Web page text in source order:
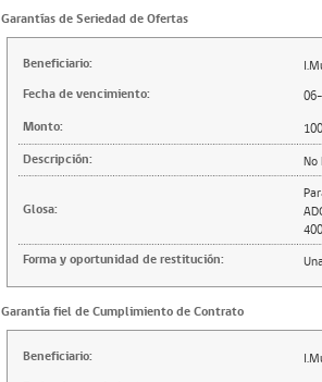
Garantías de Seriedad de Ofertas
Beneficiario:
Fecha de vencimiento:
Monto:
Descripción:
Glosa:
Forma y oportunidad de restitución:
Garantía fiel de Cumplimiento de Contrato
Beneficiario: